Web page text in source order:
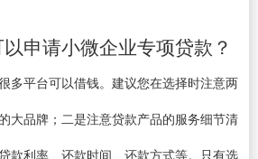
申请小微企业专项贷款？
多平台可以借钱。建议您在选择时注意两
大品牌；二是注意贷款产品的服务细节清
款利率、还款时间、还款方式等。只有选